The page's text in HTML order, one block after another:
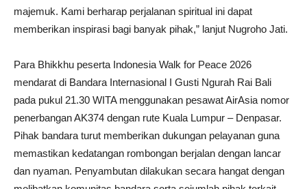
majemuk. Kami berharap perjalanan spiritual ini dapat
memberikan inspirasi bagi banyak pihak,” lanjut Nugroho Jati.
Para Bhikkhu peserta Indonesia Walk for Peace 2026
mendarat di Bandara Internasional I Gusti Ngurah Rai Bali
pada pukul 21.30 WITA menggunakan pesawat AirAsia nomor
penerbangan AK374 dengan rute Kuala Lumpur – Denpasar.
Pihak bandara turut memberikan dukungan pelayanan guna
memastikan kedatangan rombongan berjalan dengan lancar
dan nyaman. Penyambutan dilakukan secara hangat dengan